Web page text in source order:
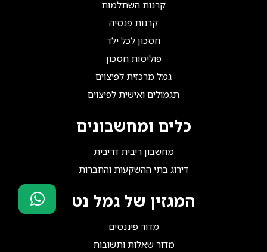
קרנות השתלמות
קרנות פנסיה
חסכון לכל ילד
פוליסות חסכון
גמל מרכזית לפיצוים
תגמולים ואישית לפיצוים
כלים ומחשבונים
מחשבון ריבית דריבית
דירוג בתי ההשקעות והחברות
המגזין של גמל נט
מדור פיננסים
מדור שאלות ותשובות